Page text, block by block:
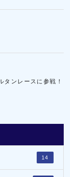
ンレースに参戦！
14